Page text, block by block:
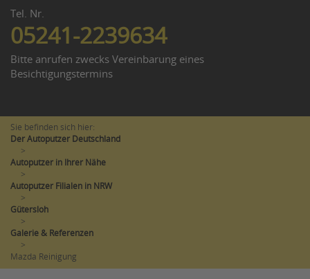
Tel. Nr.
05241-2239634
Bitte anrufen zwecks Vereinbarung eines
Besichtigungstermins
Sie befinden sich hier:
Der Autoputzer Deutschland
>
Autoputzer in Ihrer Nähe
>
Autoputzer Filialen in NRW
>
Gütersloh
>
Galerie & Referenzen
>
Mazda Reinigung